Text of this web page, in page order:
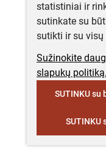
statistiniai ir
sutinkate su
sutikti ir su
Sužinokite
slapukų politiką.
SUTINKU
SUTINKU